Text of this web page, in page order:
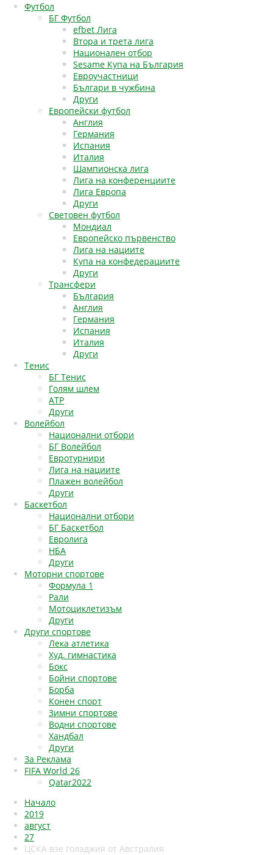
Футбол
БГ Футбол
efbet Лига
Втора и трета лига
Национален отбор
Sesame Купа на България
Евроучастници
Българи в чужбина
Други
Европейски футбол
Англия
Германия
Испания
Италия
Шампионска лига
Лига на конференциите
Лига Европа
Други
Световен футбол
Мондиал
Европейско първенство
Лига на нациите
Купа на конфедерациите
Други
Трансфери
България
Англия
Германия
Испания
Италия
Други
Тенис
БГ Тенис
Голям шлем
АТР
Други
Волейбол
Национални отбори
БГ Волейбол
Евротурнири
Лига на нациите
Плажен волейбол
Други
Баскетбол
Национални отбори
БГ Баскетбол
Евролига
НБА
Други
Моторни спортове
Формула 1
Рали
Мотоциклетизъм
Други
Други спортове
Лека атлетика
Худ. гимнастика
Бокс
Бойни спортове
Борба
Конен спорт
Зимни спортове
Водни спортове
Хандбал
Други
За Реклама
FIFA World 26
Qatar2022
Начало
2019
август
27
ЦСКА взе голаджия от Австралия